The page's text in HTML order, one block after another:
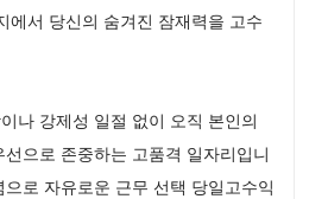
에서 당신의 숨겨진 잠재력을 고수
나 강제성 일절 없이 오직 본인의
으로 존중하는 고품격 일자리입니
로 자유로운 근무 선택 당일고수익